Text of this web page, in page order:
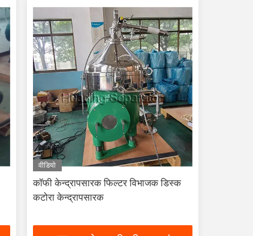
वीडियो
कॉफी केन्द्रापसारक फिल्टर विभाजक डिस्क
कटोरा केन्द्रापसारक